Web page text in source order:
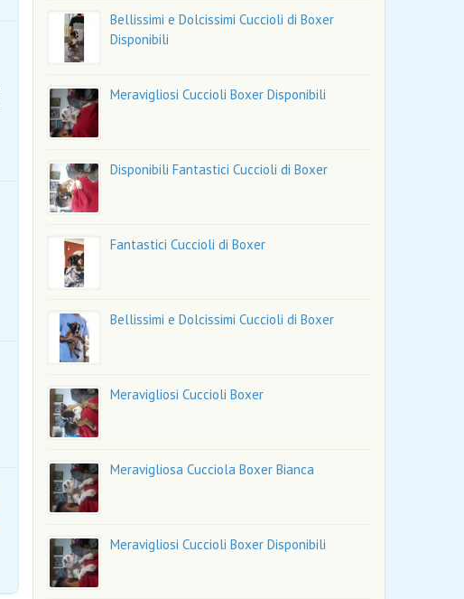
Bellissimi e Dolcissimi Cuccioli di Boxer
Disponibili
Meravigliosi Cuccioli Boxer Disponibili
Disponibili Fantastici Cuccioli di Boxer
Fantastici Cuccioli di Boxer
Bellissimi e Dolcissimi Cuccioli di Boxer
Meravigliosi Cuccioli Boxer
Meravigliosa Cucciola Boxer Bianca
Meravigliosi Cuccioli Boxer Disponibili